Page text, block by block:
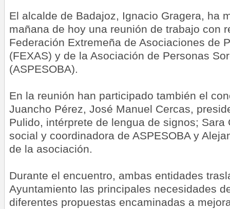
El alcalde de Badajoz, Ignacio Gragera, ha
mañana de hoy una reunión de trabajo con
Federación Extremeña de Asociaciones de
(FEXAS) y de la Asociación de Personas
(ASPESOBA).
En la reunión han participado también el
Juancho Pérez, José Manuel Cercas,
Pulido, intérprete de lengua de signos; Sara
social y coordinadora de ASPESOBA y
de la asociación.
Durante el encuentro, ambas entidades
Ayuntamiento las principales necesidades
diferentes propuestas encaminadas a